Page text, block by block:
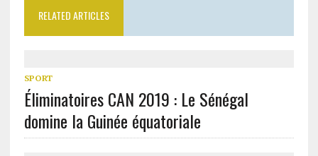
RELATED ARTICLES
SPORT
Éliminatoires CAN 2019 : Le Sénégal
domine la Guinée équatoriale